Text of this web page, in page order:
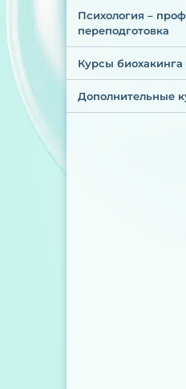
Психология –
переподготовка
Курсы биохакинга
Дополнительные